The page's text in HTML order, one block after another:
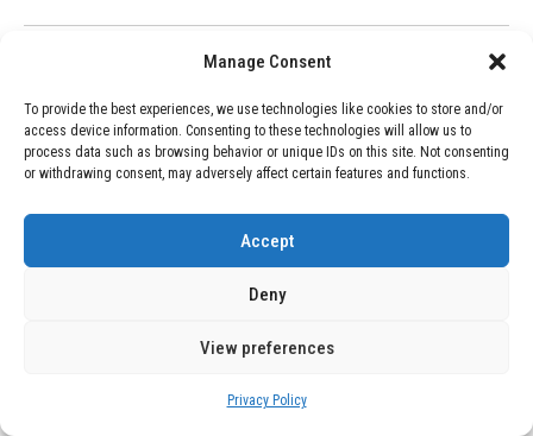
Manage Consent
To provide the best experiences, we use technologies like cookies to store and/or
access device information. Consenting to these technologies will allow us to
process data such as browsing behavior or unique IDs on this site. Not consenting
or withdrawing consent, may adversely affect certain features and functions.
Accept
Deny
View preferences
Privacy Policy
December 24, 2025
GAME se Une a la Oferta de Balizas V16
Geolocalizadas, Obligatorias a Partir de
2026
December 24, 2025
Devastadora Explosión en Residencia
de Ancianos de Pensilvania Deja al
Menos Dos Víctimas Fatales